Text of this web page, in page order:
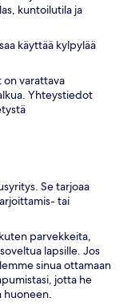
kuntoilutila ja
käyttää kylpylää
varattava
Yhteystiedot
Se tarjoaa
tai
parvekkeita,
lapsille. Jos
sinua ottamaan
jotta he
huoneen.